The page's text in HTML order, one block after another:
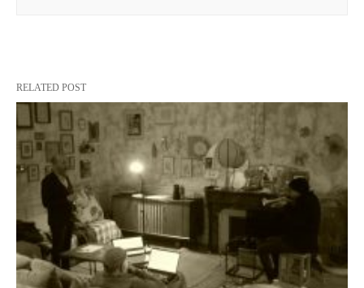
RELATED POST